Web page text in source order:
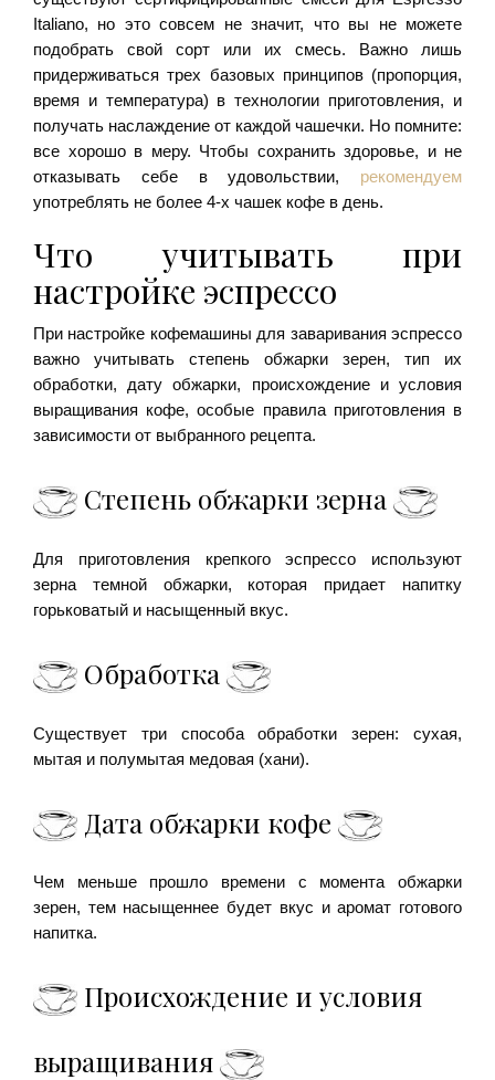
Italiano, но это совсем не значит, что вы не можете
подобрать свой сорт или их смесь. Важно лишь
придерживаться трех базовых принципов (пропорция,
время и температура) в технологии приготовления, и
получать наслаждение от каждой чашечки. Но помните:
все хорошо в меру. Чтобы сохранить здоровье, и не
отказывать себе в удовольствии, рекомендуем
употреблять не более 4-х чашек кофе в день.
Что учитывать при
настройке эспрессо
При настройке кофемашины для заваривания эспрессо
важно учитывать степень обжарки зерен, тип их
обработки, дату обжарки, происхождение и условия
выращивания кофе, особые правила приготовления в
зависимости от выбранного рецепта.
Степень обжарки зерна
Для приготовления крепкого эспрессо используют
зерна темной обжарки, которая придает напитку
горьковатый и насыщенный вкус.
Обработка
Существует три способа обработки зерен: сухая,
мытая и полумытая медовая (хани).
Дата обжарки кофе
Чем меньше прошло времени с момента обжарки
зерен, тем насыщеннее будет вкус и аромат готового
напитка.
Происхождение и условия
выращивания